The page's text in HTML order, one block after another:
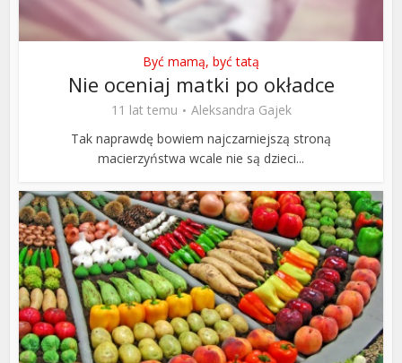
Być mamą, być tatą
Nie oceniaj matki po okładce
11 lat temu
Aleksandra Gajek
Tak naprawdę bowiem najczarniejszą stroną
macierzyństwa wcale nie są dzieci...